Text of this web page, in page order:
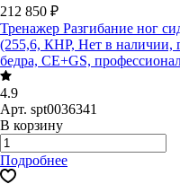
212 850 ₽
Тренажер Разгибание ног
(255,6, КНР, Нет в наличии,
бедра, CE+GS,
4.9
Арт. spt0036341
В корзину
Подробнее